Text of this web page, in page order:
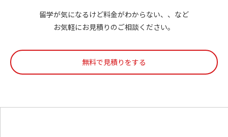
留学が気になるけど料金がわからない、、など
お気軽にお見積りのご相談ください。
無料で見積りをする